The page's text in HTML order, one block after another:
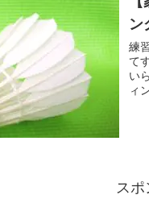
ン
練
て
い
ィ
スポ